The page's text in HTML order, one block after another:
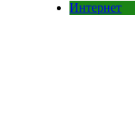
Интернет